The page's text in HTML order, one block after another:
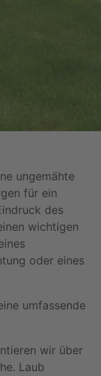
ungemähte
für ein
des
wichtigen
oder eines
umfassende
wir über
Laub